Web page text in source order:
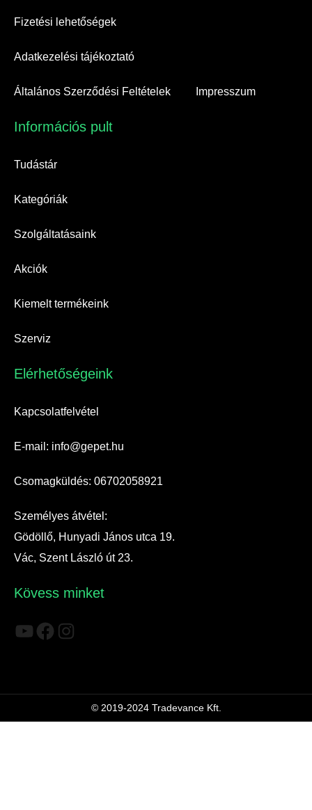
Fizetési lehetőségek
Adatkezelési tájékoztató
Általános Szerződési Feltételek Impresszum
Információs pult​
Tudástár
Kategóriák
Szolgáltatásaink
Akciók
Kiemelt termékeink
Szerviz
Elérhetőségeink​
Kapcsolatfelvétel
E-mail: info@gepet.hu
Csomagküldés: 06702058921
Személyes átvétel:
Gödöllő, Hunyadi János utca 19.
Vác, Szent László út 23.
Kövess minket
YouTube
Facebook
Instagram
© 2019-2024 Tradevance Kft.